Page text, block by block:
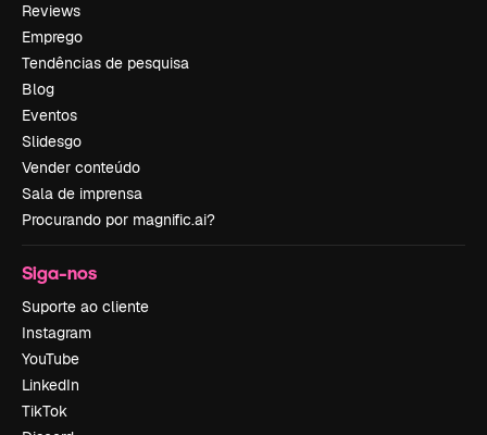
Reviews
Emprego
Tendências de pesquisa
Blog
Eventos
Slidesgo
Vender conteúdo
Sala de imprensa
Procurando por magnific.ai?
Siga-nos
Suporte ao cliente
Instagram
YouTube
LinkedIn
TikTok